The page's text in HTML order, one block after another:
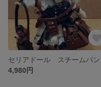
4,980円